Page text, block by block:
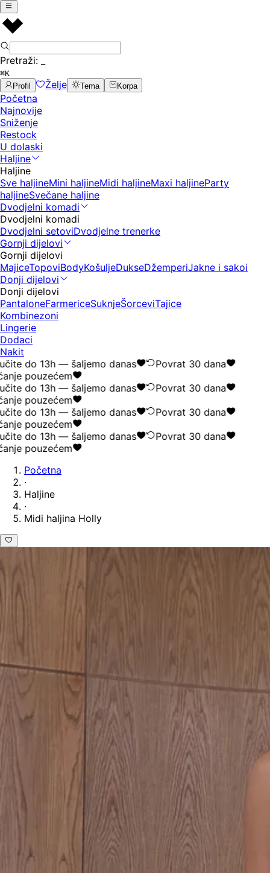
Pretraži:
⌘K
Profil
Želje Tema Korpa
Početna
Najnovije
Sniženje
Restock
U dolaski
Haljine
Haljine
Sve haljineMini haljineMidi haljineMaxi haljineParty
haljineSvečane haljine
Dvodjelni komadi
Dvodjelni komadi
Dvodjelni setoviDvodjelne trenerke
Gornji dijelovi
Gornji dijelovi
MajiceTopoviBodyKošuljeDukseDžemperiJakne i sakoi
Donji dijelovi
Donji dijelovi
PantaloneFarmericeSuknjeŠorceviTajice
Kombinezoni
Lingerie
Dodaci
Nakit
do 13h — šaljemo danas
Povrat 30 dana
pouzećem
do 13h — šaljemo danas
Povrat 30 dana
pouzećem
do 13h — šaljemo danas
Povrat 30 dana
pouzećem
do 13h — šaljemo danas
Povrat 30 dana
pouzećem
Početna
·
Haljine
·
Midi haljina Holly